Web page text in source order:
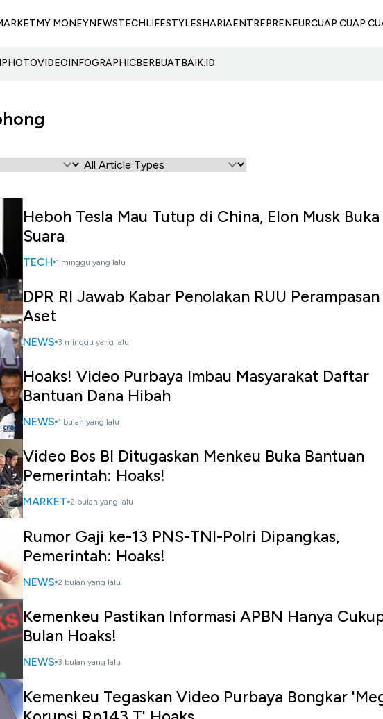
MY MONEYNEWSTECHLIFESTYLESHARIAENTREPRENEURCUAP CUAP
PHOTOVIDEOINFOGRAPHICBERBUATBAIK.ID
Heboh Tesla Mau Tutup di China, Elon Musk Buka
Suara
TECH 1 minggu yang lalu
DPR RI Jawab Kabar Penolakan RUU Perampasan
Aset
NEWS 3 minggu yang lalu
Hoaks! Video Purbaya Imbau Masyarakat Daftar
Bantuan Dana Hibah
NEWS 1 bulan yang lalu
Video Bos BI Ditugaskan Menkeu Buka Bantuan
Pemerintah: Hoaks!
MARKET 2 bulan yang lalu
Rumor Gaji ke-13 PNS-TNI-Polri Dipangkas,
Pemerintah: Hoaks!
NEWS 2 bulan yang lalu
Kemenkeu Pastikan Informasi APBN Hanya
Bulan Hoaks!
NEWS 3 bulan yang lalu
Kemenkeu Tegaskan Video Purbaya Bongkar